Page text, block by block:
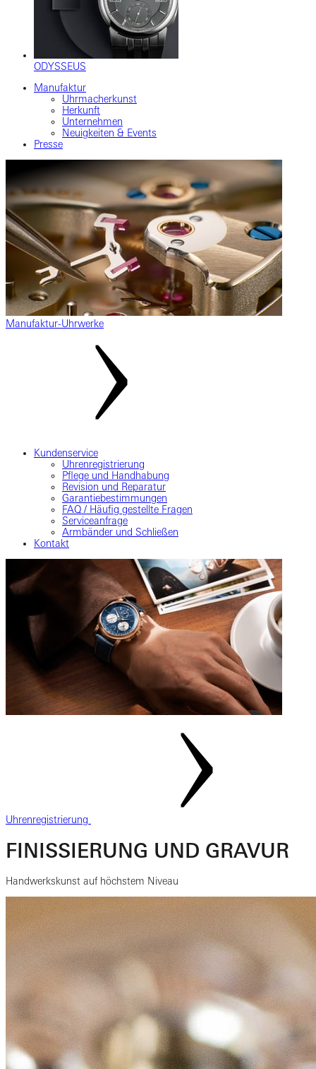
ODYSSEUS
Manufaktur
Uhrmacherkunst
Herkunft
Unternehmen
Neuigkeiten & Events
Presse
Manufaktur-Uhrwerke
Kundenservice
Uhrenregistrierung
Pflege und Handhabung
Revision und Reparatur
Garantiebestimmungen
FAQ / Häufig gestellte Fragen
Serviceanfrage
Armbänder und Schließen
Kontakt
Uhrenregistrierung
FINISSIERUNG UND GRAVUR
Handwerkskunst auf höchstem Niveau